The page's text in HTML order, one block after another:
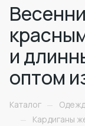
и
оптом
Каталог —
—
Кардиганы